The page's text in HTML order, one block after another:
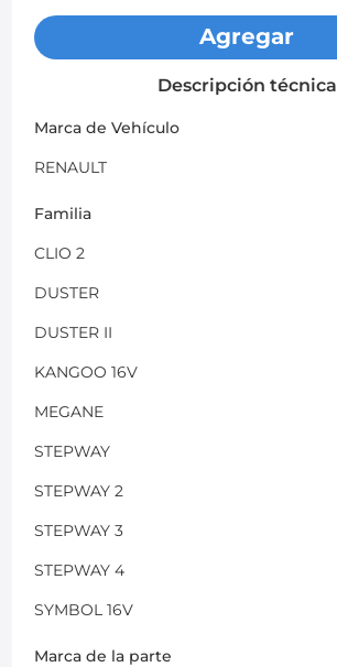
Agregar
Descripción técnica
Marca de Vehículo
RENAULT
Familia
CLIO 2
DUSTER
DUSTER II
KANGOO 16V
MEGANE
STEPWAY
STEPWAY 2
STEPWAY 3
STEPWAY 4
SYMBOL 16V
Marca de la parte